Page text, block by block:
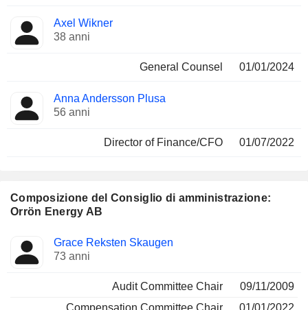
Axel Wikner
38 anni
General Counsel 01/01/2024
Anna Andersson Plusa
56 anni
Director of Finance/CFO 01/07/2022
Composizione del Consiglio di amministrazione:
Orrön Energy AB
Amministratore Comitati
Grace Reksten Skaugen
73 anni
Audit Committee Chair
09/11/2009
Compensation Committee Chair
01/01/2022